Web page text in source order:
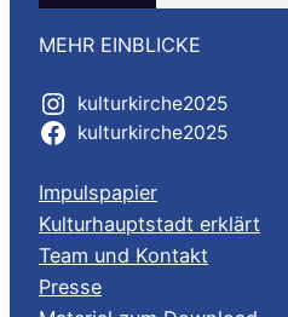
MEHR EINBLICKE
kulturkirche2025
kulturkirche2025
Impulspapier
Kulturhauptstadt erklärt
Team und Kontakt
Presse